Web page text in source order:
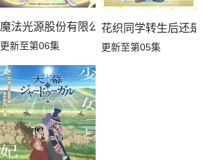
魔法光源股份有限公司第二季
更新至第06集
花织同学转生后还
更新至第05集